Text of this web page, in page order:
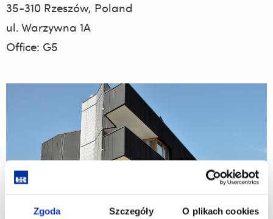
Zgoda Szczegóły O plikach cookies
35-310 Rzeszów, Poland
ul. Warzywna 1A
Office: G5